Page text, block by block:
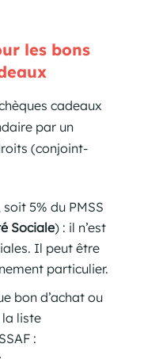
les bons
cadeaux
par un
(conjoint-
5% du PMSS
Sociale) : il n’est
Il peut être
particulier.
bon d’achat ou
liste
: